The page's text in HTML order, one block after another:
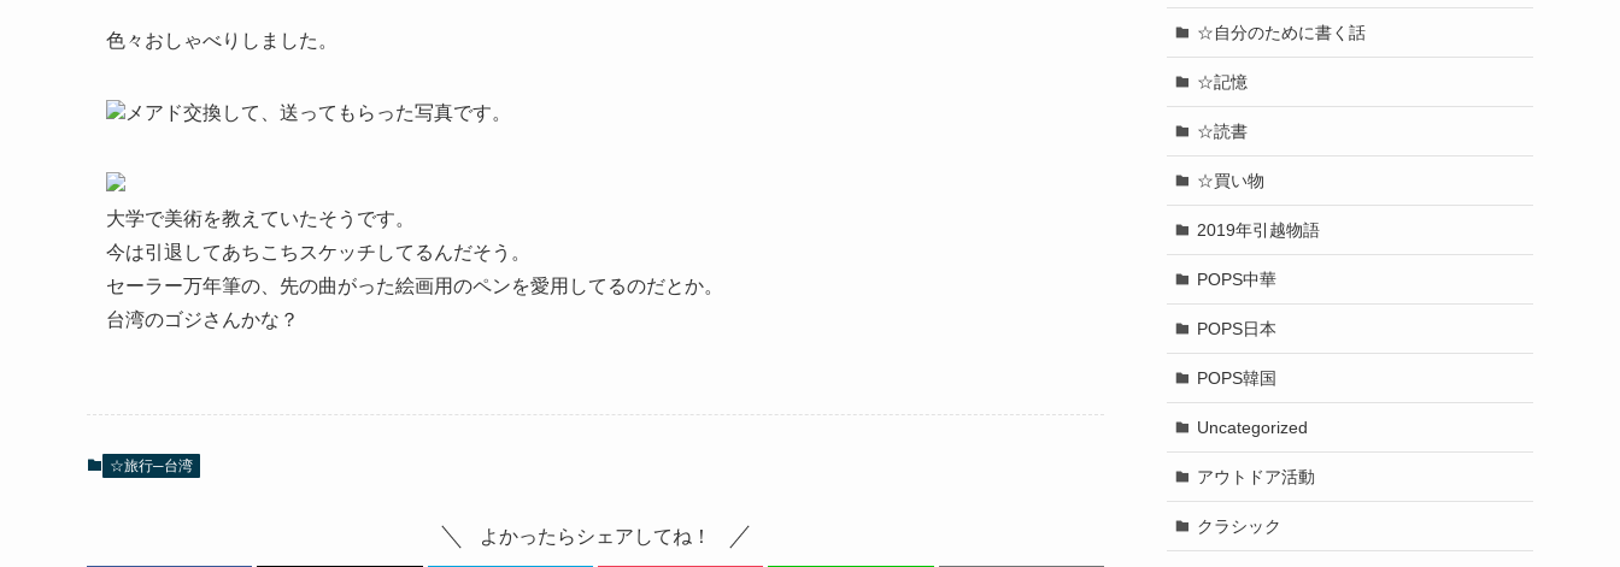
色々おしゃべりしました。
メアド交換して、送ってもらった写真です。
大学で美術を教えていたそうです。
今は引退してあちこちスケッチしてるんだそう。
セーラー万年筆の、先の曲がった絵画用のペンを愛用してるのだとか。
台湾のゴジさんかな？
☆旅行─台湾
よかったらシェアしてね！
☆自分のために書く話
☆記憶
☆読書
☆買い物
2019年引越物語
POPS中華
POPS日本
POPS韓国
Uncategorized
アウトドア活動
クラシック